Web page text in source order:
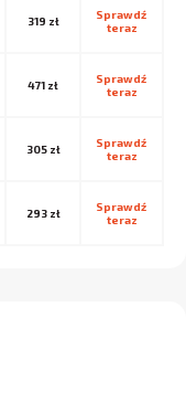
319 zł
Sprawdź
teraz
471 zł
Sprawdź
teraz
305 zł
Sprawdź
teraz
293 zł
Sprawdź
teraz